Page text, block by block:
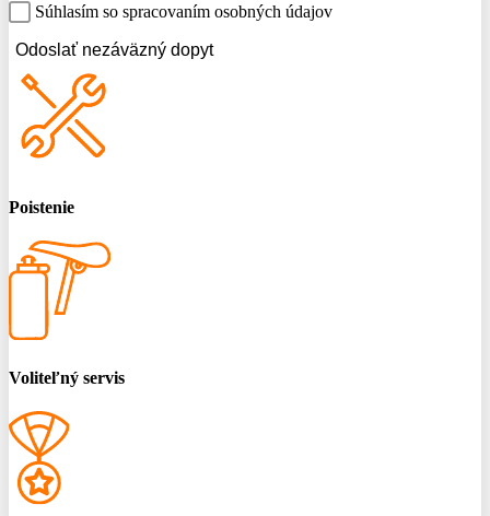
Súhlasím so spracovaním osobných údajov
Odoslať nezáväzný dopyt
Poistenie
Voliteľný servis